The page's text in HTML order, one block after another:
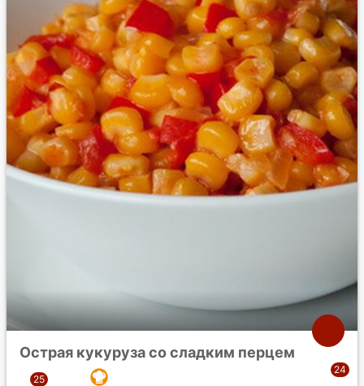
Острая кукуруза со сладким перцем